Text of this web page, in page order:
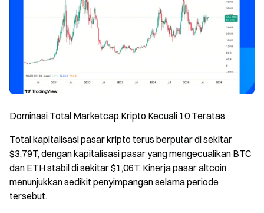
Dominasi Total Marketcap Kripto Kecuali 10 Teratas
Total kapitalisasi pasar kripto terus berputar di sekitar
$3,79T, dengan kapitalisasi pasar yang mengecualikan BTC
dan ETH stabil di sekitar $1,06T. Kinerja pasar altcoin
menunjukkan sedikit penyimpangan selama periode
tersebut.